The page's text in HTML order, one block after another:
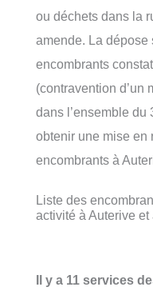
ou déchets dans la
amende. La dépose
encombrants
(contravention d’un
dans l’ensemble du
obtenir une mise en
encombrants à
Liste des
activité à Auterive
Il y a 11 services